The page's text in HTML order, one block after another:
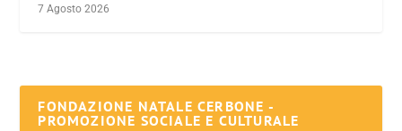
7 Agosto 2026
FONDAZIONE NATALE CERBONE -
PROMOZIONE SOCIALE E CULTURALE